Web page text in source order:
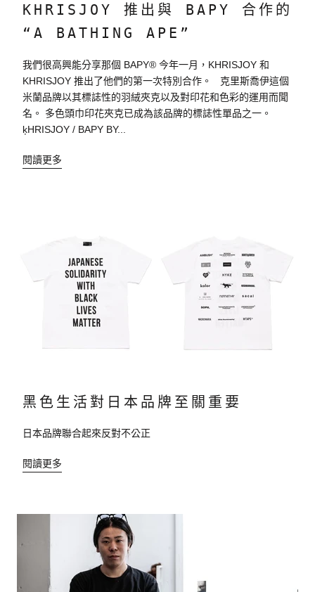
KHRISJOY 推出與 BAPY 合作的
“A BATHING APE”
我們很高興能分享那個 BAPY® 今年一月，KHRISJOY 和
KHRISJOY 推出了他們的第一次特別合作。 克里斯喬伊這個
米蘭品牌以其標誌性的羽絨夾克以及對印花和色彩的運用而聞
名。 多色頭巾印花夾克已成為該品牌的標誌性單品之一。
ķHRISJOY / BAPY BY...
閱讀更多
黑色生活對日本品牌至關重要
日本品牌聯合起來反對不公正
閱讀更多